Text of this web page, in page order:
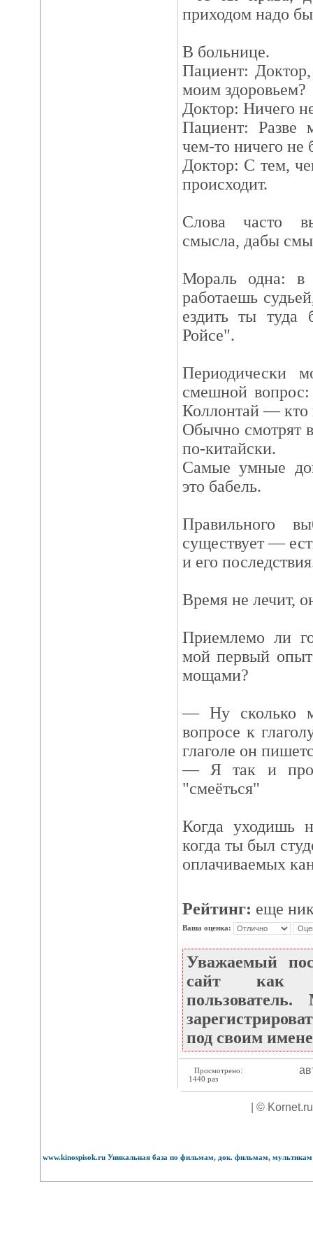
приходом надо
В больнице.
Пациент:
моим здоровьем?
Доктор: Ничего
Пациент: Разве
чем-то ничего не
Доктор: С тем,
происходит.
Слова часто
смысла, дабы
Мораль одна: в
работаешь
ездить ты туда
Ройсе".
Периодически
смешной
Коллонтай —
Обычно смотрят
по-китайски.
Самые умные
это бабель.
Правильного
существует —
и его
Время не лечит,
Приемлемо ли
мой первый
мощами?
— Ну сколько
вопросе к
глаголе он
— Я так и
"смеёться"
Когда уходишь
когда ты был
оплачиваемых
Рейтинг: еще
Ваша оценка:
Уважаемый
сайт как
под своим
Просмотрено:
1440 раз
| ©
www.kinospisok.ru Уникальная база по фильмам, док. фильмам,